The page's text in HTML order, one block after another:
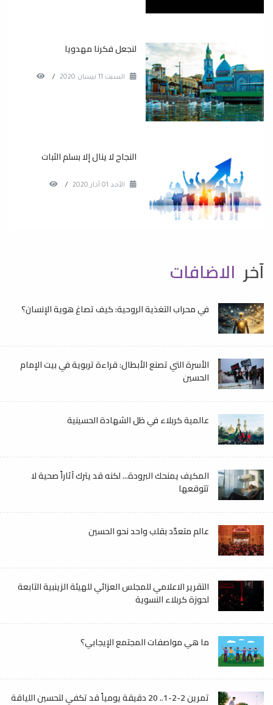
لنجعل فكرنا مهدويا
السبت 11 نيسان 2020 /
النجاح لا ينال إلا بسلم الثبات
الأحد 01 آذار 2020 /
آخر الاضافات
في محراب التغذية الروحية: كيف تصاغ هوية الإنسان؟
الأسرة التي تصنع الأبطال: قراءة تربوية في بيت الإمام
الحسين
عالمية كربلاء في ظل الشهادة الحسينية
المكيف يمنحك البرودة... لكنه قد يترك آثاراً صحية لا
تتوقعها
عالم متعدّد بقلب واحد نحو الحسين
التقرير الاعلامي للمجلس العزائي للهيئة الزينبية التابعة
لحوزة كربلاء النسوية
ما هي مواصفات المجتمع الإيجابي؟
تمرين 2-2-1.. 20 دقيقة يومياً قد تكفي لتحسين اللياقة